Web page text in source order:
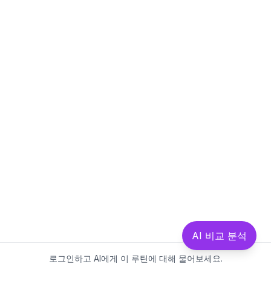
로그인하고 AI에게 이 루틴에 대해 물어보세요.
AI 비교 분석